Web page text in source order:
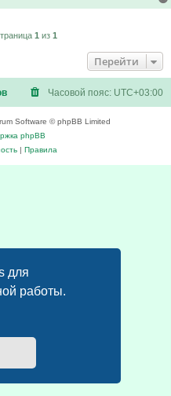
для
работы.
1 из 1
Перейти
Часовой пояс: UTC+03:00
Software © phpBB Limited
phpBB
| Правила